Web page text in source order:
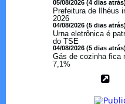
05/08/2026 (4 dias atrás)
Prefeitura de Ilhéus
2026
04/08/2026 (5 dias atrás)
Urna eletrônica é
do TSE
04/08/2026 (5 dias atrás)
Gás de cozinha fica
7,1%